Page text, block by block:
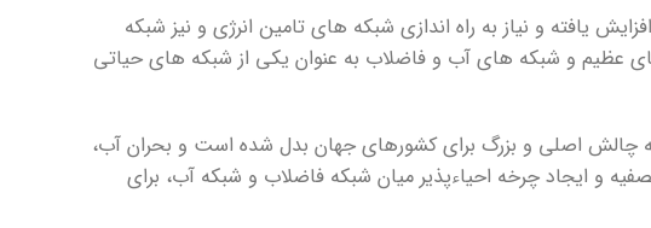
یافته و نیاز به راه اندازی شبکه های تامین انرژی و نیز شبکه
عظیم و شبکه های آب و فاضلاب به عنوان یکی از شبکه های حیاتی
چالش اصلی و بزرگ برای کشورهای جهان بدل شده است و بحران آب،
و ایجاد چرخه احیاءپذیر میان شبکه فاضلاب و شبکه آب، برای